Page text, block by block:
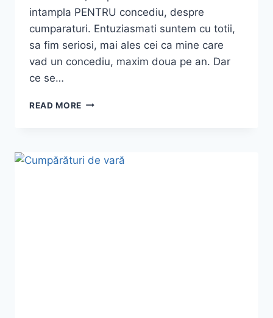
intampla PENTRU concediu, despre
cumparaturi. Entuziasmati suntem cu totii,
sa fim seriosi, mai ales cei ca mine care
vad un concediu, maxim doua pe an. Dar
ce se…
READ MORE EU